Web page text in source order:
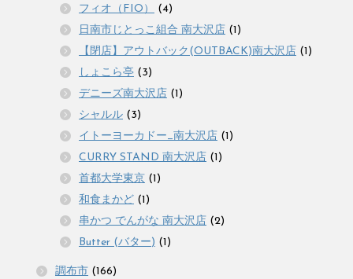
フィオ（FIO）
(4)
日南市じとっこ組合 南大沢店 (1)
【閉店】アウトバック(OUTBACK)南大沢店 (1)
しょこら亭 (3)
デニーズ南大沢店 (1)
シャルル (3)
イトーヨーカドー_南大沢店 (1)
CURRY STAND 南大沢店 (1)
首都大学東京 (1)
和食まかど (1)
串かつ でんがな 南大沢店 (2)
Butter (バター) (1)
調布市 (166)